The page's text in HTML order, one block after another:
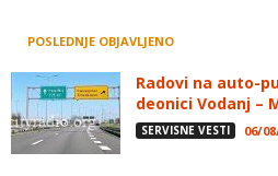
POSLEDNJE OBJAVLJENO
Radovi na auto-
deonici Vodanj –
SERVISNE VESTI 06/